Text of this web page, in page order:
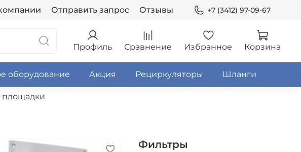
Отправить запрос Отзывы +7 (3412) 97-09-67
Профиль Сравнение Избранное Корзина
оборудование Акция Рециркуляторы Шланги
площадки
Фильтры